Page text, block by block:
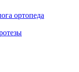
ортопеда